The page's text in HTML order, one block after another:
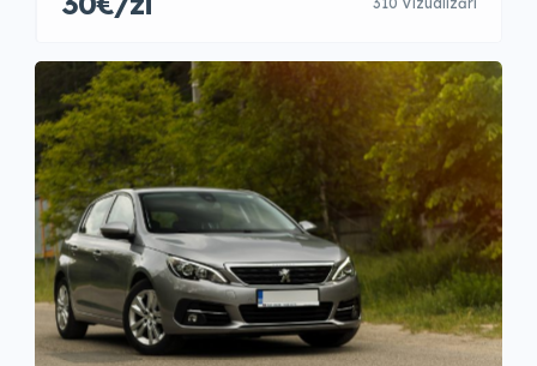
15 zile – 35 Euro/zi 16-21 zile – 31 Euro/zi 22-30 zile
Posibilitate fara garantie cu […]